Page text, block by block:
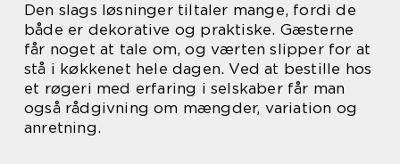
Den slags løsninger tiltaler mange, fordi de
både er dekorative og praktiske. Gæsterne
får noget at tale om, og værten slipper for at
stå i køkkenet hele dagen. Ved at bestille hos
et røgeri med erfaring i selskaber får man
også rådgivning om mængder, variation og
anretning.